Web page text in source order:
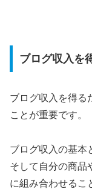
ブログ収入を
ブログ収入を得る
ことが重要です。
ブログ収入の基本
そして自分の商品
に組み合わせるこ